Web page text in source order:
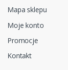
Mapa sklepu
Moje konto
Promocje
Kontakt